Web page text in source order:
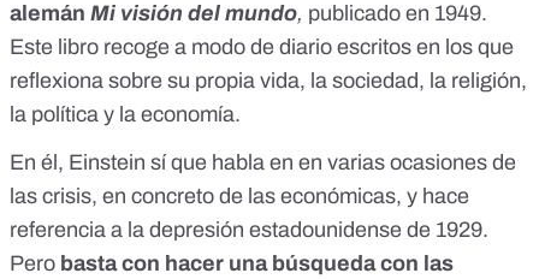
alemán Mi visión del mundo, publicado en 1949.
Este libro recoge a modo de diario escritos en los que
reflexiona sobre su propia vida, la sociedad, la religión,
la política y la economía.
En él, Einstein sí que habla en en varias ocasiones de
las crisis, en concreto de las económicas, y hace
referencia a la depresión estadounidense de 1929.
Pero basta con hacer unabúsqueda con las